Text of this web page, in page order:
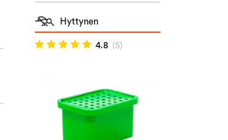
Hyttynen
4.8 (5)